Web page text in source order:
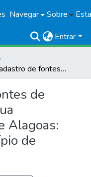
Navegar Sobre
Entrar
Projeto cadastro de fontes de abastecimento por água subterrânea estado de Alagoas: diagnóstico do município de Flexeiras
de
Alagoas:
de